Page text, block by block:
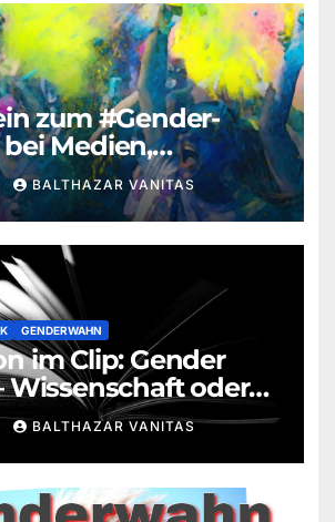
zum #Gender-
Medien,
…“
BALTHAZAR VANITAS
GENDERWAHN
im Clip: Gender
Wissenschaft oder
BALTHAZAR VANITAS